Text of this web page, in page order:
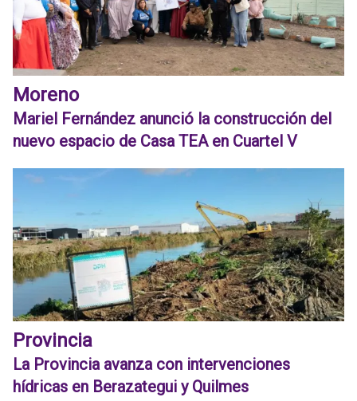
Moreno
Mariel Fernández anunció la construcción del
nuevo espacio de Casa TEA en Cuartel V
Provincia
La Provincia avanza con intervenciones
hídricas en Berazategui y Quilmes